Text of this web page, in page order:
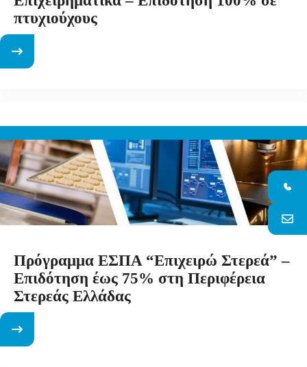
πτυχιούχους
Πρόγραμμα ΕΣΠΑ “Επιχειρώ Στερεά” –
Επιδότηση έως 75% στη Περιφέρεια
Στερεάς Ελλάδας